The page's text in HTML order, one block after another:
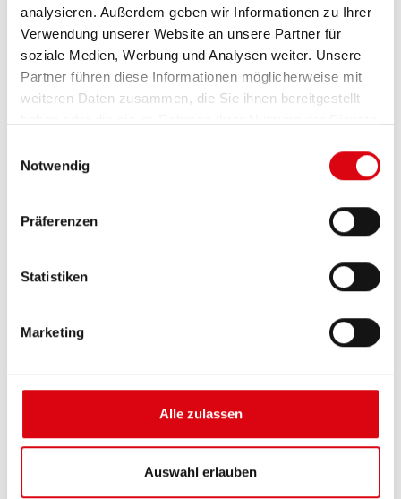
analysieren. Außerdem geben wir Informationen zu Ihrer
Verwendung unserer Website an unsere Partner für
soziale Medien, Werbung und Analysen weiter. Unsere
Partner führen diese Informationen möglicherweise mit
weiteren Daten zusammen, die Sie ihnen bereitgestellt
Notwendig
Präferenzen
Statistiken
Marketing
Alle zulassen
Auswahl erlauben
EFB 650 17
Die besten und leistungsfähigsten Banner
Vorgaben führender europäischer KFZ-Hersteller.
Originalqualität zum Nachrüsten.